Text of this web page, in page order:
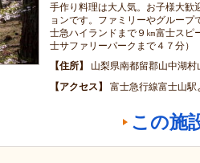
手作り料理は大人気。お子様大歓
ョンです。ファミリーやグループ
士急ハイランドまで９㎞富士スピ
士サファリーパークまで４７分）
住所
山梨県南都留郡山中湖
アクセス
富士急行線富士山
この施